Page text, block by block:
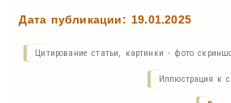
Дата публикации: 19.01.2025
Цитирование статьи, картинки - фото
Иллюстрация к